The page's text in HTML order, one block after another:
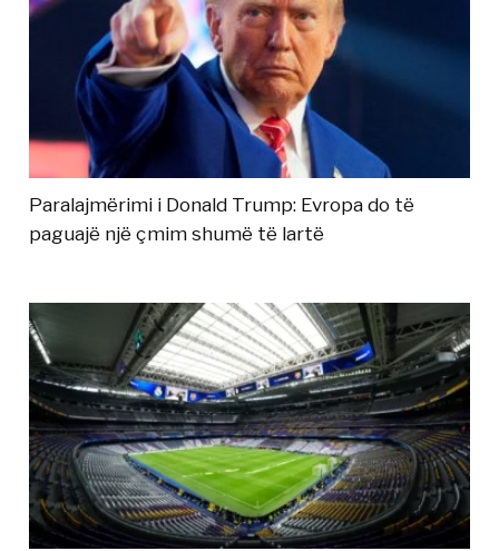
Paralajmërimi i Donald Trump: Evropa do të
paguajë një çmim shumë të lartë